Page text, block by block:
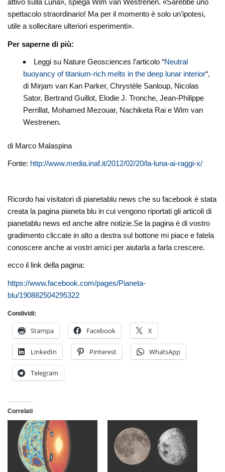
attivo sulla Luna», spiega Wim van Westrenen. «Sarebbe uno
spettacolo straordinario! Ma per il momento è solo un’ipotesi,
utile a sollecitare ulteriori esperimenti».
Per saperne di più:
Leggi su Nature Geosciences l’articolo “Neutral
buoyancy of titanium-rich melts in the deep lunar interior“,
di Mirjam van Kan Parker, Chrystèle Sanloup, Nicolas
Sator, Bertrand Guillot, Elodie J. Tronche, Jean-Philippe
Perrillat, Mohamed Mezouar, Nachiketa Rai e Wim van
Westrenen.
di Marco Malaspina
Fonte: http://www.media.inaf.it/2012/02/20/la-luna-ai-raggi-x/
Ricordo hai visitatori di pianetablu news che su facebook è stata
creata la pagina pianeta blu in cui vengono riportati gli articoli di
pianetablu news ed anche altre notizie.Se la pagina è di vostro
gradimento cliccate in alto a destra sul bottone mi piace e fatela
conoscere anche ai vostri amici per aiutarla a farla crescere.
ecco il link della pagina:
https://www.facebook.com/pages/Pianeta-
blu/190882504295322
Condividi:
Stampa Facebook X
LinkedIn Pinterest WhatsApp
Telegram
Correlati